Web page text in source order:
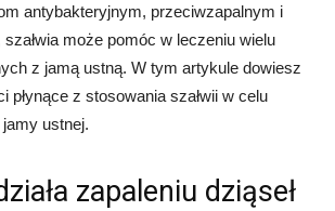
antybakteryjnym, przeciwzapalnym i
może pomóc w leczeniu wielu
z jamą ustną. W tym artykule dowiesz
płynące z stosowania szałwii w celu
ustnej.
zapaleniu dziąseł